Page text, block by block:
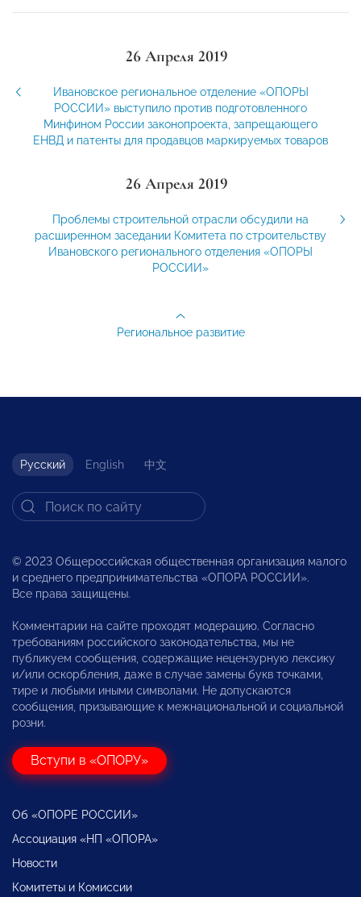
26 Апреля 2019
Ивановское региональное отделение «ОПОРЫ
РОССИИ» выступило против подготовленного
Минфином России законопроекта, запрещающего
ЕНВД и патенты для продавцов маркируемых товаров
26 Апреля 2019
Проблемы строительной отрасли обсудили на
расширенном заседании Комитета по строительству
Ивановского регионального отделения «ОПОРЫ
РОССИИ»
Региональное развитие
Русский English 中文
© 2023 Общероссийская общественная организация малого
и среднего предпринимательства «ОПОРА РОССИИ».
Все права защищены.
Комментарии на сайте проходят модерацию. Согласно
требованиям российского законодательства, мы не
публикуем сообщения, содержащие нецензурную лексику
и/или оскорбления, даже в случае замены букв точками,
тире и любыми иными символами. Не допускаются
сообщения, призывающие к межнациональной и социальной
розни.
Вступи в «ОПОРУ»
Об «ОПОРЕ РОССИИ»
Ассоциация «НП «ОПОРА»
Новости
Комитеты и Комиссии